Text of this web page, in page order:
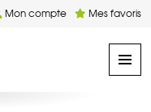
Mon compte Mes favoris